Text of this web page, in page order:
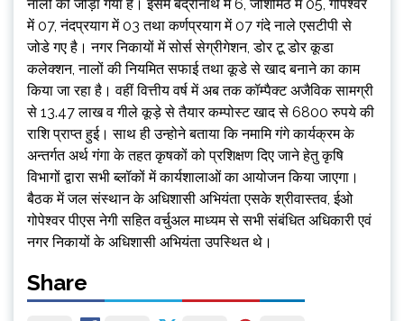
नालों को जोड़ा गया है। इसमें बद्रीनाथ में 6, जोशीमठ में 05, गोपेश्वर
में 07, नंदप्रयाग में 03 तथा कर्णप्रयाग में 07 गंदे नाले एसटीपी से
जोडे गए है। नगर निकायों में सोर्स सेग्रीगेशन, डोर टू डोर कूडा
कलेक्शन, नालों की नियमित सफाई तथा कूडे से खाद बनाने का काम
किया जा रहा है। वहीं वित्तीय वर्ष में अब तक कॉम्पैक्ट अजैविक सामग्री
से 13.47 लाख व गीले कूड़े से तैयार कम्पोस्ट खाद से 6800 रुपये की
राशि प्राप्त हुई। साथ ही उन्होने बताया कि नमामि गंगे कार्यक्रम के
अन्तर्गत अर्थ गंगा के तहत कृषकों को प्रशिक्षण दिए जाने हेतु कृषि
विभागों द्वारा सभी ब्लॉकों में कार्यशालाओं का आयोजन किया जाएगा।
बैठक में जल संस्थान के अधिशासी अभियंता एसके श्रीवास्तव, ईओ
गोपेश्वर पीएस नेगी सहित वर्चुअल माध्यम से सभी संबंधित अधिकारी एवं
नगर निकायों के अधिशासी अभियंता उपस्थित थे।
Share